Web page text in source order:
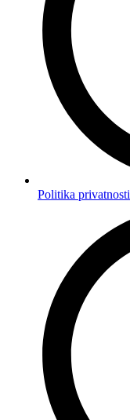
Politika privatnosti